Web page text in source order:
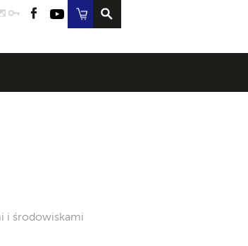
PocztaLogowanie
FacebookYouTube
Sklep
i środowiskami